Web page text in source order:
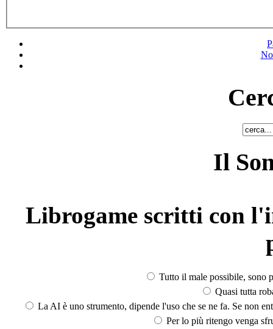
Il
Librogame scritti con
Tutto il male possibile, sono
Quasi tutta
La AI è uno strumento, dipende l'uso che se ne fa. Se non
Per lo più ritengo venga